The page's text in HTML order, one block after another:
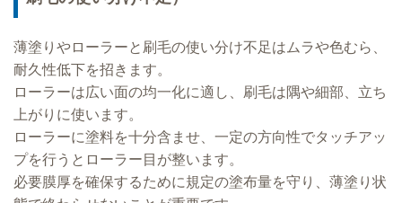
薄塗りやローラーと刷毛の使い分け不足はムラや色むら、
耐久性低下を招きます。
ローラーは広い面の均一化に適し、刷毛は隅や細部、立ち
上がりに使います。
ローラーに塗料を十分含ませ、一定の方向性でタッチアッ
プを行うとローラー目が整います。
必要膜厚を確保するために規定の塗布量を守り、薄塗り状